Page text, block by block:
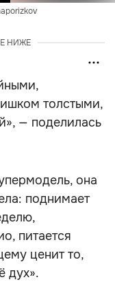
НИЖЕ
толстыми,
— поделилась
она
поднимает
питается
ценит то,
дух».